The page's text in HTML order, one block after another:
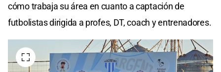
cómo trabaja su área en cuanto a captación de
futbolistas dirigida a profes, DT, coach y entrenadores.